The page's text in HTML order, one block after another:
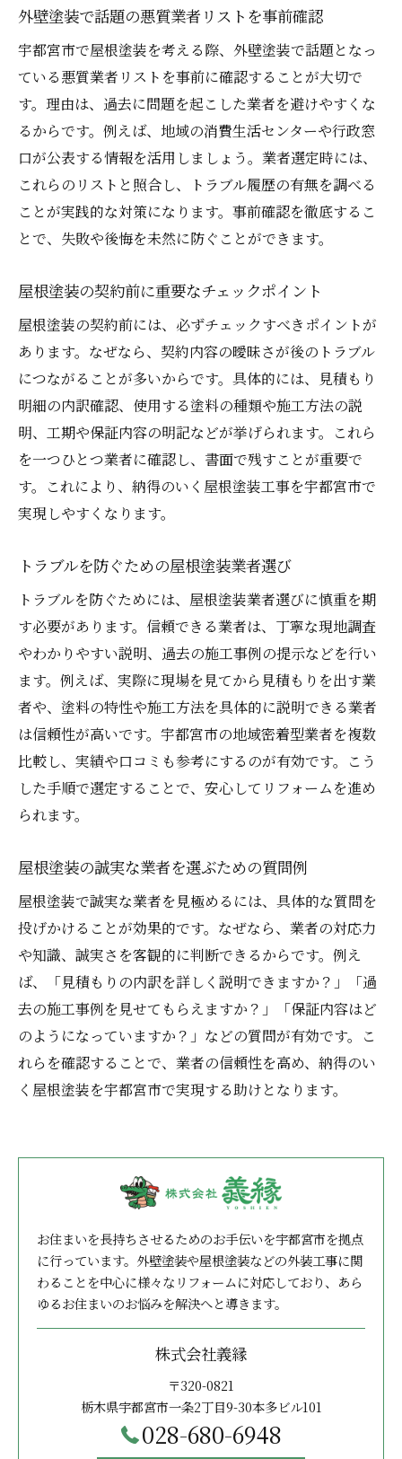
外壁塗装で話題の悪質業者リストを事前確認
宇都宮市で屋根塗装を考える際、外壁塗装で話題となっ
ている悪質業者リストを事前に確認することが大切で
す。理由は、過去に問題を起こした業者を避けやすくな
るからです。例えば、地域の消費生活センターや行政窓
口が公表する情報を活用しましょう。業者選定時には、
これらのリストと照合し、トラブル履歴の有無を調べる
ことが実践的な対策になります。事前確認を徹底するこ
とで、失敗や後悔を未然に防ぐことができます。
屋根塗装の契約前に重要なチェックポイント
屋根塗装の契約前には、必ずチェックすべきポイントが
あります。なぜなら、契約内容の曖昧さが後のトラブル
につながることが多いからです。具体的には、見積もり
明細の内訳確認、使用する塗料の種類や施工方法の説
明、工期や保証内容の明記などが挙げられます。これら
を一つひとつ業者に確認し、書面で残すことが重要で
す。これにより、納得のいく屋根塗装工事を宇都宮市で
実現しやすくなります。
トラブルを防ぐための屋根塗装業者選び
トラブルを防ぐためには、屋根塗装業者選びに慎重を期
す必要があります。信頼できる業者は、丁寧な現地調査
やわかりやすい説明、過去の施工事例の提示などを行い
ます。例えば、実際に現場を見てから見積もりを出す業
者や、塗料の特性や施工方法を具体的に説明できる業者
は信頼性が高いです。宇都宮市の地域密着型業者を複数
比較し、実績や口コミも参考にするのが有効です。こう
した手順で選定することで、安心してリフォームを進め
られます。
屋根塗装の誠実な業者を選ぶための質問例
屋根塗装で誠実な業者を見極めるには、具体的な質問を
投げかけることが効果的です。なぜなら、業者の対応力
や知識、誠実さを客観的に判断できるからです。例え
ば、「見積もりの内訳を詳しく説明できますか？」「過
去の施工事例を見せてもらえますか？」「保証内容はど
のようになっていますか？」などの質問が有効です。こ
れらを確認することで、業者の信頼性を高め、納得のい
く屋根塗装を宇都宮市で実現する助けとなります。
お住まいを長持ちさせるためのお手伝いを宇都宮市を拠点
に行っています。外壁塗装や屋根塗装などの外装工事に関
わることを中心に様々なリフォームに対応しており、あら
ゆるお住まいのお悩みを解決へと導きます。
株式会社義縁
〒320-0821
栃木県宇都宮市一条2丁目9-30本多ビル101
028-680-6948